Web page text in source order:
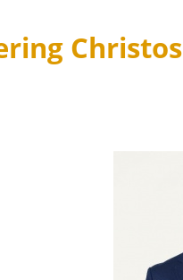
Christos